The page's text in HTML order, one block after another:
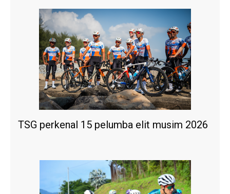
TSG perkenal 15 pelumba elit musim 2026